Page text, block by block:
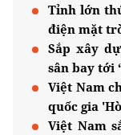
Tỉnh lớn
điện mặt
Sắp xây
sân bay tới
Việt Nam
quốc gia
Việt Nam